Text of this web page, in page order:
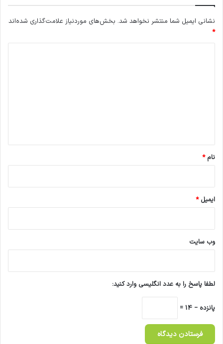
نشانی ایمیل شما منتشر نخواهد شد. بخش‌های موردنیاز علامت‌گذاری شده‌اند
*
نام*
ایمیل*
وب‌ سایت
لطفا پاسخ را به عدد انگلیسی وارد کنید:
پانزده − 14 =